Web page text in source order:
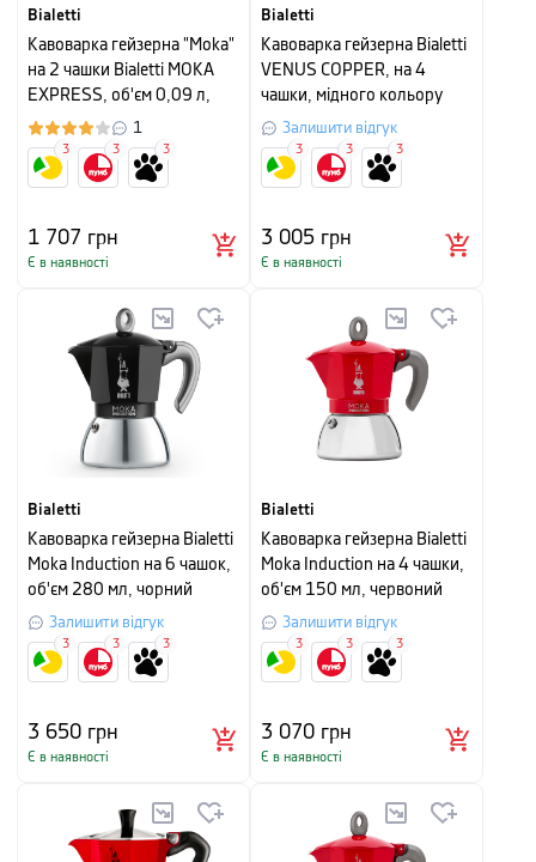
Bialetti
Кавоварка гейзерна "Moka"
на 2 чашки Bialetti MOKA
EXPRESS, об'єм 0,09 л,
сріблястий
1
1 707 грн
Є в наявності
3 3 3
Bialetti
Кавоварка гейзерна Bialetti
VENUS COPPER, на 4
чашки, мідного кольору
Залишити відгук
3 005 грн
Є в наявності
3 3 3
Bialetti
Кавоварка гейзерна Bialetti
Moka Induction на 6 чашок,
об'єм 280 мл, чорний
Залишити відгук
3 650 грн
Є в наявності
3 3 3
Bialetti
Кавоварка гейзерна Bialetti
Moka Induction на 4 чашки,
об'єм 150 мл, червоний
Залишити відгук
3 070 грн
Є в наявності
3 3 3